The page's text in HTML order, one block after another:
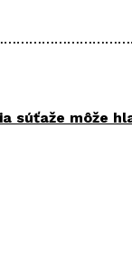
súťaže môže